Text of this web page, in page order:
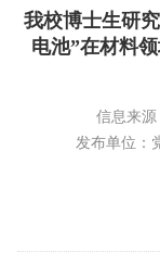
我校博士生研
电池”在材料
信息来
发布单位：